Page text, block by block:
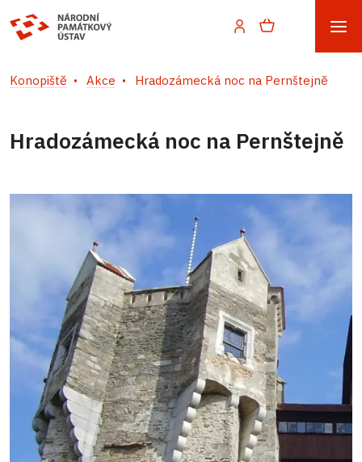
Konopiště Akce Hradozámecká noc na Pernštejně
Hradozámecká noc na Pernštejně